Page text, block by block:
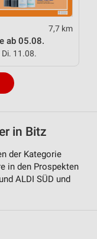
7,7 km
ab 05.08.
11.08.
in Bitz
der Kategorie
in den Prospekten
ALDI SÜD und